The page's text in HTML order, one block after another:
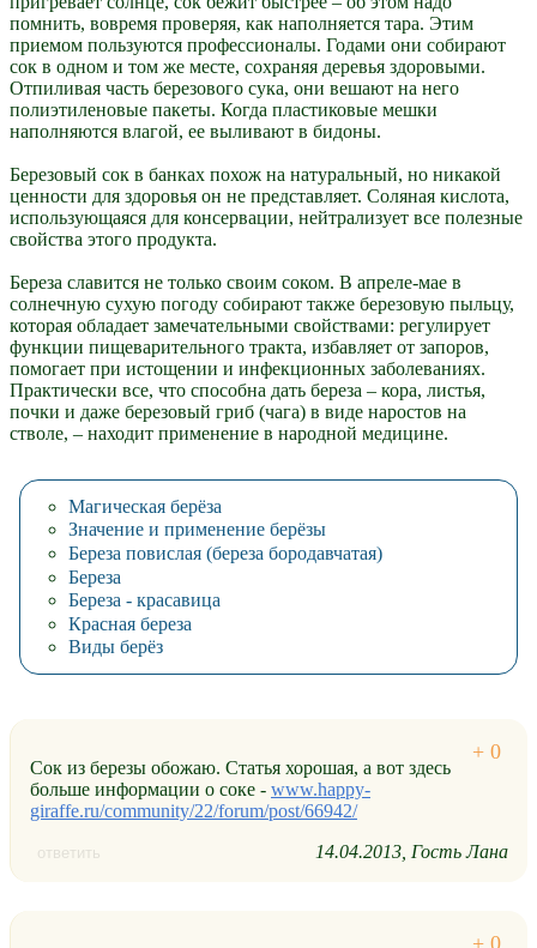
помнить, вовремя проверяя, как наполняется тара. Этим
приемом пользуются профессионалы. Годами они собирают
сок в одном и том же месте, сохраняя деревья здоровыми.
Отпиливая часть березового сука, они вешают на него
полиэтиленовые пакеты. Когда пластиковые мешки
наполняются влагой, ее выливают в бидоны.
Березовый сок в банках похож на натуральный, но никакой
ценности для здоровья он не представляет. Соляная кислота,
использующаяся для консервации, нейтрализует все полезные
свойства этого продукта.
Береза славится не только своим соком. В апреле-мае в
солнечную сухую погоду собирают также березовую пыльцу,
которая обладает замечательными свойствами: регулирует
функции пищеварительного тракта, избавляет от запоров,
помогает при истощении и инфекционных заболеваниях.
Практически все, что способна дать береза – кора, листья,
почки и даже березовый гриб (чага) в виде наростов на
стволе, – находит применение в народной медицине.
Магическая берёза
Значение и применение берёзы
Береза повислая (береза бородавчатая)
Береза
Береза - красавица
Красная береза
Виды берёз
Сок из березы обожаю. Статья хорошая, а вот здесь
больше информации о соке - www.happy-
giraffe.ru/community/22/forum/post/66942/
ответить 14.04.2013 Гость Лана